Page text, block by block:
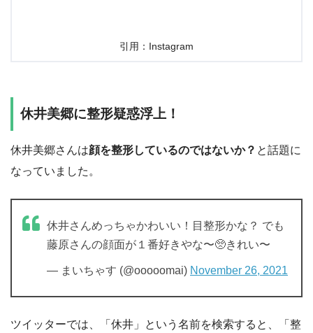
引用：Instagram
休井美郷に整形疑惑浮上！
休井美郷さんは顔を整形しているのではないか？ と話題に
なっていました。
休井さんめっちゃかわいい！目整形かな？ でも
藤原さんの顔面が１番好きやな〜🥺きれい〜
— まいちゃす (@ooooomai) November 26, 2021
ツイッターでは、「休井」という名前を検索すると、「整